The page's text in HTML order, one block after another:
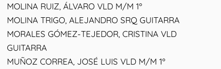
MOLINA RUIZ, ÁLVARO VLD M/M 1º
MOLINA TRIGO, ALEJANDRO SRQ GUITARRA
MORALES GÓMEZ-TEJEDOR, CRISTINA VLD
GUITARRA
MUÑOZ CORREA, JOSÉ LUIS VLD M/M 1º